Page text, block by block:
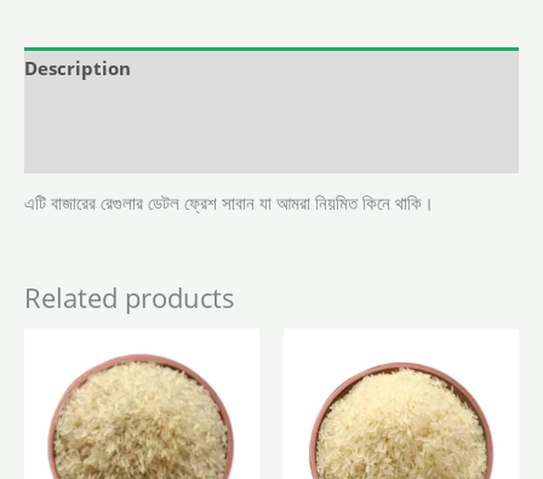
Description
এটি বাজারের রেগুলার ডেটল ফ্রেশ সাবান যা আমরা নিয়মিত কিনে থাকি।
Related products
has
multiple
variants.
The
has
multiple
variants.
The